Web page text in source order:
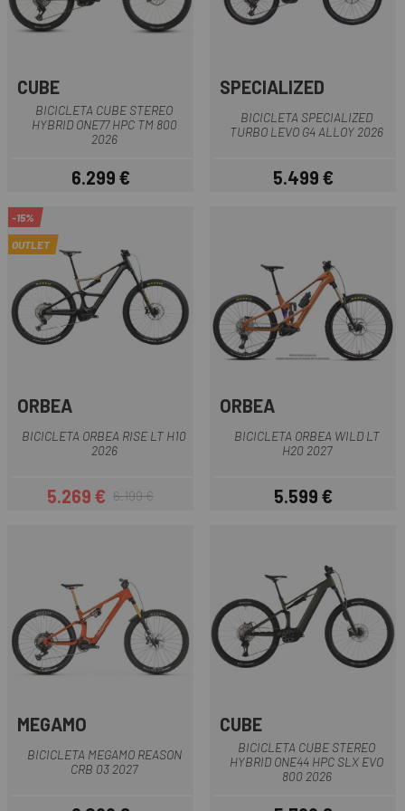
CUBE
BICICLETA CUBE STEREO
HYBRID ONE77 HPC TM 800
2026
Precio
6.299 €
SPECIALIZED
BICICLETA SPECIALIZED
TURBO LEVO G4 ALLOY 2026
Precio
5.499 €
-15%
OUTLET
ORBEA
BICICLETA ORBEA RISE LT H10
2026
Precio
5.269 €Precio regular
6.199 €
ORBEA
BICICLETA ORBEA WILD LT
H20 2027
Precio
5.599 €
MEGAMO
BICICLETA MEGAMO REASON
CRB 03 2027
CUBE
BICICLETA CUBE STEREO
HYBRID ONE44 HPC SLX EVO
800 2026